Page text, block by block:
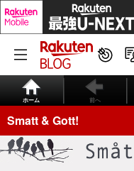
ホーム 前へ
Smatt & Gott!